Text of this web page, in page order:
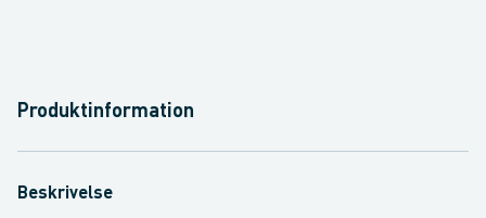
Produktinformation
Beskrivelse